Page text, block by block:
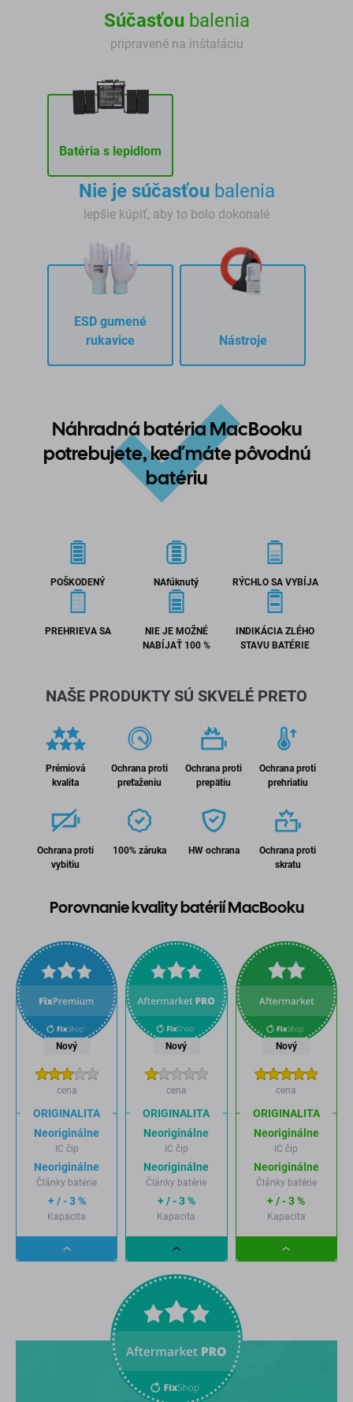
Súčasťoubalenia
pripravené na inštaláciu
Batéria s lepidlom
Nie je súčasťoubalenia
lepšie kúpiť, aby to bolo dokonalé
ESD gumené
rukavice
Nástroje
Náhradná batéria MacBooku
potrebujete, keď máte pôvodnú
batériu
POŠKODENÝ NAfúknutý RÝCHLO SA VYBÍJA
PREHRIEVA SA
NIE JE MOŽNÉ
NABÍJAŤ 100 %
INDIKÁCIA ZLÉHO
STAVU BATÉRIE
NAŠE PRODUKTY SÚ SKVELÉ PRETO
Prémiová
kvalita
Ochrana proti
preťaženiu
Ochrana proti
prepätiu
Ochrana proti
prehriatiu
Ochrana proti
vybitiu
100% záruka HW ochrana
Ochrana proti
skratu
Porovnanie kvality batérií MacBooku
Nový
cena
ORIGINALITA
Neoriginálne
IC čip
Neoriginálne
Články batérie
+ / - 3 %
Kapacita
Dropdown
Nový
cena
ORIGINALITA
Neoriginálne
IC čip
Neoriginálne
Články batérie
+ / - 3 %
Kapacita
Dropdown
button
Nový
cena
ORIGINALITA
Neoriginálne
IC čip
Neoriginálne
Články batérie
+ / - 3 %
Kapacita
Dropdown